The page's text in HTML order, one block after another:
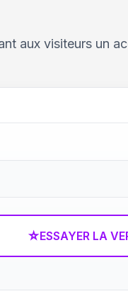
aux visiteurs un
☆ESSAYER LA